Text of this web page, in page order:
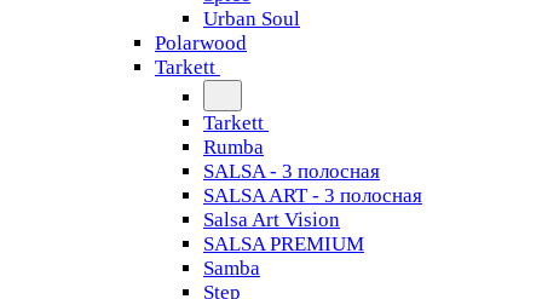
Urban Soul
Polarwood
Tarkett
Tarkett
Rumba
SALSA - 3 полосная
SALSA ART - 3 полосная
Salsa Art Vision
SALSA PREMIUM
Samba
Step